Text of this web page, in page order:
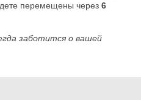
перемещены через 6
заботится о вашей